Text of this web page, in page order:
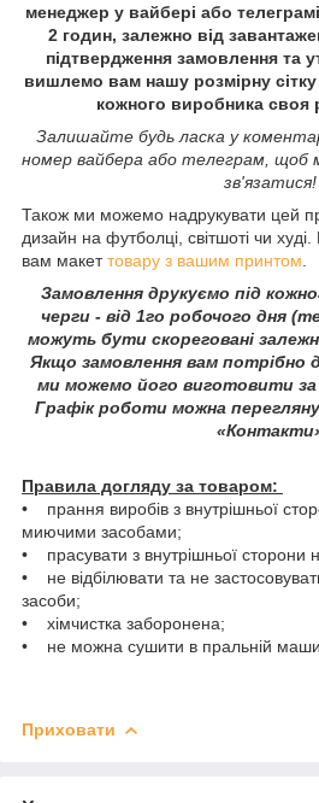
менеджер у вайбері або
2 годин, залежно від
підтвердження замовлення та
вишлемо вам нашу розмірну сітку
кожного виробника своя
Залишайте будь ласка у
номер вайбера або телеграм, щоб
зв'язатися!
Також ми можемо надрукувати цей
дизайн на футболці, світшоті чи
вам макеттовару з вашим принтом
Замовлення друкуємо під
черги - від 1го робочого дня
можуть бути скореговані
Якщо замовлення вам потрібно
ми можемо його виготовити
Графік роботи можна
Правила догляду за товаром:
• прання виробів з внутрішньої
миючими засобами;
• прасувати з внутрішньої сторони
• не відбілювати та не
засоби;
• хімчистка заборонена;
• не можна сушити в пральній
Приховати